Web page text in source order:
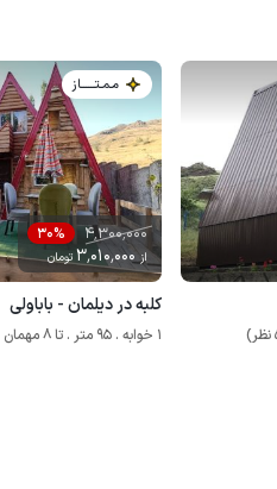
مـمـتــــــاز
4٬300٬000 30%
از 3٬010٬000تومان
کلبه در دیلمان - باباولی
1 خوابه . 95 متر . تا 8 مهمان